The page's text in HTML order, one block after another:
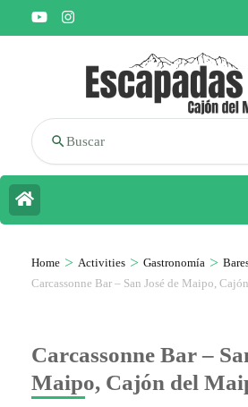
Buscar
Home > Activities > Gastronomía >
Carcassonne Bar – San José de Maipo,
Carcassonne Bar –
Maipo, Cajón del